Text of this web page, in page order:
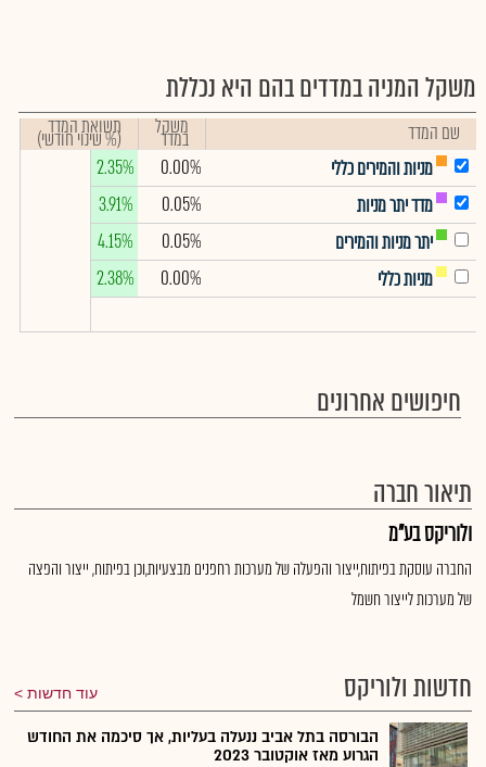
משקל המניה במדדים בהם היא נכללת
שם המדד משקל
במדד תשואת המדד
(% שינוי חודשי)
מניות והמירים כללי
0.00%
2.35%
מדד יתר מניות
0.05%
3.91%
יתר מניות והמירים
0.05%
4.15%
מניות כללי
0.00%
2.38%
חיפושים אחרונים
תיאור חברה
ולוריקס בע"מ
החברה עוסקת בפיתוח,ייצור והפעלה של מערכות רחפנים מבצעיות,וכן בפיתוח, ייצור והפצה
של מערכות לייצור חשמל
חדשות ולוריקס עוד חדשות
הבורסה בתל אביב ננעלה בעליות, אך סיכמה את החודש
הגרוע מאז אוקטובר 2023